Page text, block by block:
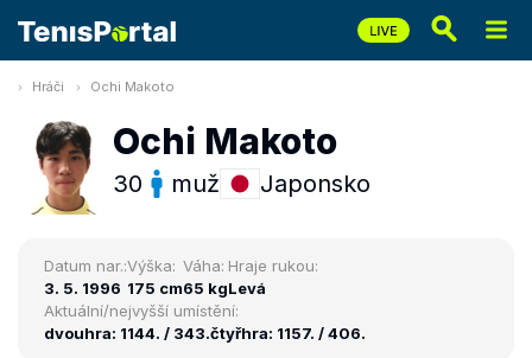
Hráči Ochi Makoto
Ochi Makoto
30 muž Japonsko
Datum nar.:
3. 5. 1996
Výška:
175 cm
Váha:
65 kg
Hraje rukou:
Levá
Aktuální/nejvyšší umístění:
dvouhra: 1144. / 343.čtyřhra: 1157. / 406.